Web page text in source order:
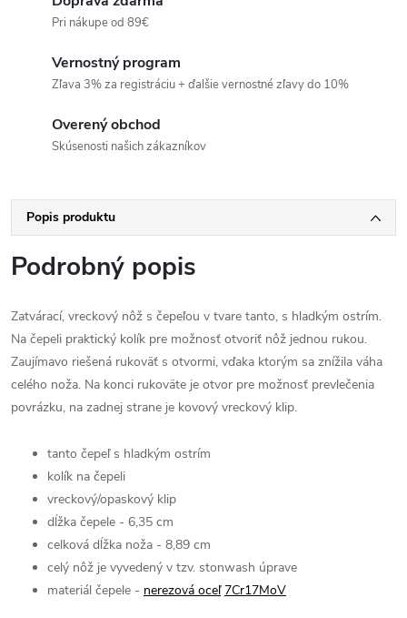
Pri nákupe od 89€
Vernostný program
Zľava 3% za registráciu + ďalšie vernostné zľavy do 10%
Overený obchod
Skúsenosti našich zákazníkov
Popis produktu
Podrobný popis
Zatvárací, vreckový nôž s čepeľou v tvare tanto, s hladkým ostrím.
Na čepeli praktický kolík pre možnosť otvoriť nôž jednou rukou.
Zaujímavo riešená rukoväť s otvormi, vďaka ktorým sa znížila váha
celého noža. Na konci rukoväte je otvor pre možnosť prevlečenia
povrázku, na zadnej strane je kovový vreckový klip.
tanto čepeľ s hladkým ostrím
kolík na čepeli
vreckový/opaskový klip
dĺžka čepele - 6,35 cm
celková dĺžka noža - 8,89 cm
celý nôž je vyvedený v tzv. stonwash úprave
materiál čepele - nerezová oceľ 7Cr17MoV